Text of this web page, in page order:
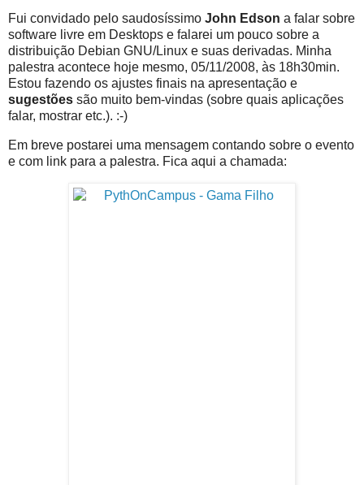
Fui convidado pelo saudosíssimo John Edson a falar sobre
software livre em Desktops e falarei um pouco sobre a
distribuição Debian GNU/Linux e suas derivadas. Minha
palestra acontece hoje mesmo, 05/11/2008, às 18h30min.
Estou fazendo os ajustes finais na apresentação e
sugestões são muito bem-vindas (sobre quais aplicações
falar, mostrar etc.). :-)
Em breve postarei uma mensagem contando sobre o evento
e com link para a palestra. Fica aqui a chamada: